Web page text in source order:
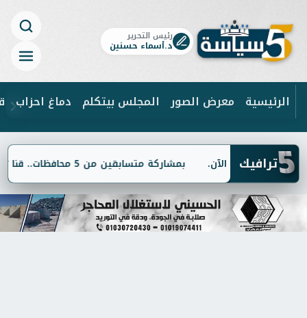
رئيس التحرير
د.أسماء حسنين
الرئيسية معرض الصور المجلس بيتكلم دماغ احزاب
ابحث 5ترافيك بمشاركة متسابقين من 5 محافظات.. قنا تستضيف تصفيات الموسم الثاني من مسابقة "دولة التلاوة"